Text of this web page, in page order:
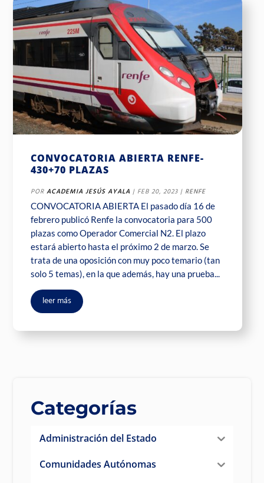
CONVOCATORIA ABIERTA RENFE-
430+70 PLAZAS
PORACADEMIA JESÚS AYALA | FEB 20, 2023 | RENFE
CONVOCATORIA ABIERTA El pasado día 16 de
febrero publicó Renfe la convocatoria para 500
plazas como Operador Comercial N2. El plazo
estará abierto hasta el próximo 2 de marzo. Se
trata de una oposición con muy poco temario (tan
solo 5 temas), en la que además, hay una prueba...
leer más
Categorías
Administración del Estado
Comunidades Autónomas